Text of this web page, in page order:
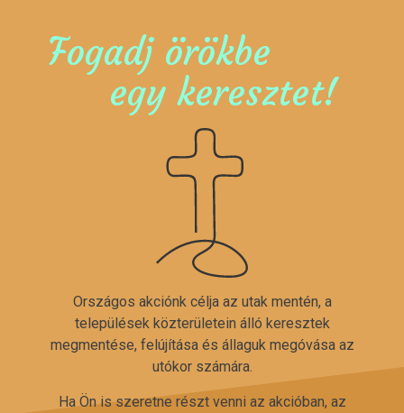
Fogadj örökbe
egy keresztet!
Országos akciónk célja az utak mentén, a
települések közterületein álló keresztek
megmentése, felújítása és állaguk megóvása az
utókor számára.
Ha Ön is szeretne részt venni az akcióban, az